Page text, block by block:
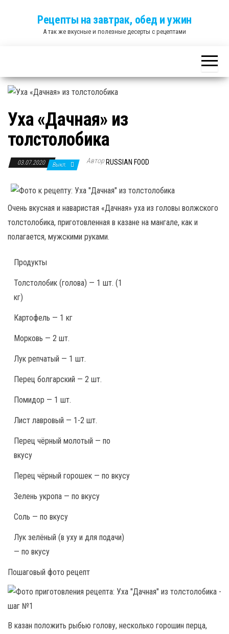
Рецепты на завтрак, обед и ужин
А так же вкусные и полезные десерты с рецептами
Уха «Дачная» из
толстолобика
03.07.2020 Выкл. Автор RUSSIAN FOOD
Очень вкусная и наваристая «Дачная» уха из головы волжского
толстолобика, приготовленная в казане на мангале, как и
полагается, мужскими руками.
Продукты
Толстолобик (голова) — 1 шт. (1
кг)
Картофель — 1 кг
Морковь — 2 шт.
Лук репчатый — 1 шт.
Перец болгарский — 2 шт.
Помидор — 1 шт.
Лист лавровый — 1-2 шт.
Перец чёрный молотый — по
вкусу
Перец чёрный горошек — по вкусу
Зелень укропа — по вкусу
Соль — по вкусу
Лук зелёный (в уху и для подачи)
— по вкусу
Пошаговый фото рецепт
В казан положить рыбью голову, несколько горошин перца,